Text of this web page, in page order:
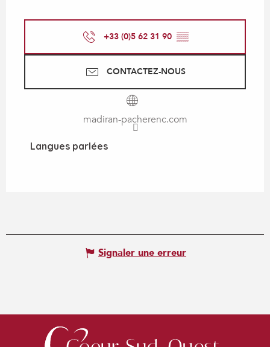
+33 (0)5 62 31 90 ▒▒
CONTACTEZ-NOUS
madiran-pacherenc.com
Langues parlées
Langues parlées
Signaler une erreur